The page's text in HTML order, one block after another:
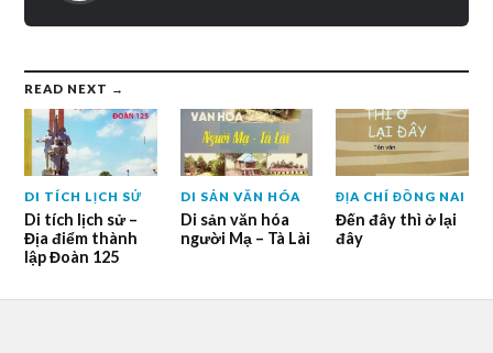
READ NEXT →
DI TÍCH LỊCH SỬ
Di tích lịch sử –
Địa điểm thành
lập Đoàn 125
DI SẢN VĂN HÓA
Di sản văn hóa
người Mạ – Tà Lài
ĐỊA CHÍ ĐỒNG NAI
Đến đây thì ở lại
đây